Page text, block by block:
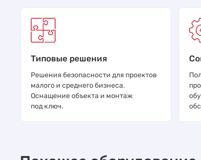
Типовые решения
Решения безопасности для проектов
малого и среднего бизнеса.
Оснащение объекта и монтаж
под ключ.